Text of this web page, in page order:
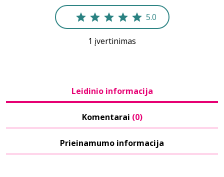
5.0
1 įvertinimas
Leidinio informacija
Komentarai (0)
Prieinamumo informacija